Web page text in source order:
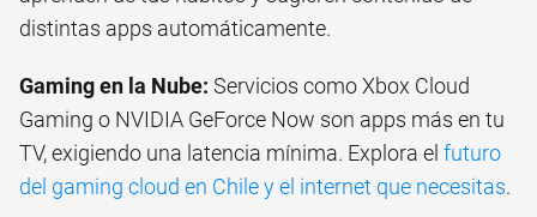
distintas apps automáticamente.
Gaming en la Nube: Servicios como Xbox Cloud
Gaming o NVIDIA GeForce Now son apps más en tu
TV, exigiendo una latencia mínima. Explora el futuro
del gaming cloud en Chile y el internet que necesitas.